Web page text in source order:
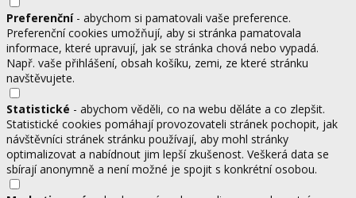
Preferenční- abychom si pamatovali vaše preference.
Preferenční cookies umožňují, aby si stránka pamatovala
informace, které upravují, jak se stránka chová nebo vypadá.
Např. vaše přihlášení, obsah košíku, zemi, ze které stránku
navštěvujete.
Statistické - abychom věděli, co na webu děláte a co zlepšit.
Statistické cookies pomáhají provozovateli stránek pochopit, jak
návštěvníci stránek stránku používají, aby mohl stránky
optimalizovat a nabídnout jim lepší zkušenost. Veškerá data se
sbírají anonymně a není možné je spojit s konkrétní osobou.